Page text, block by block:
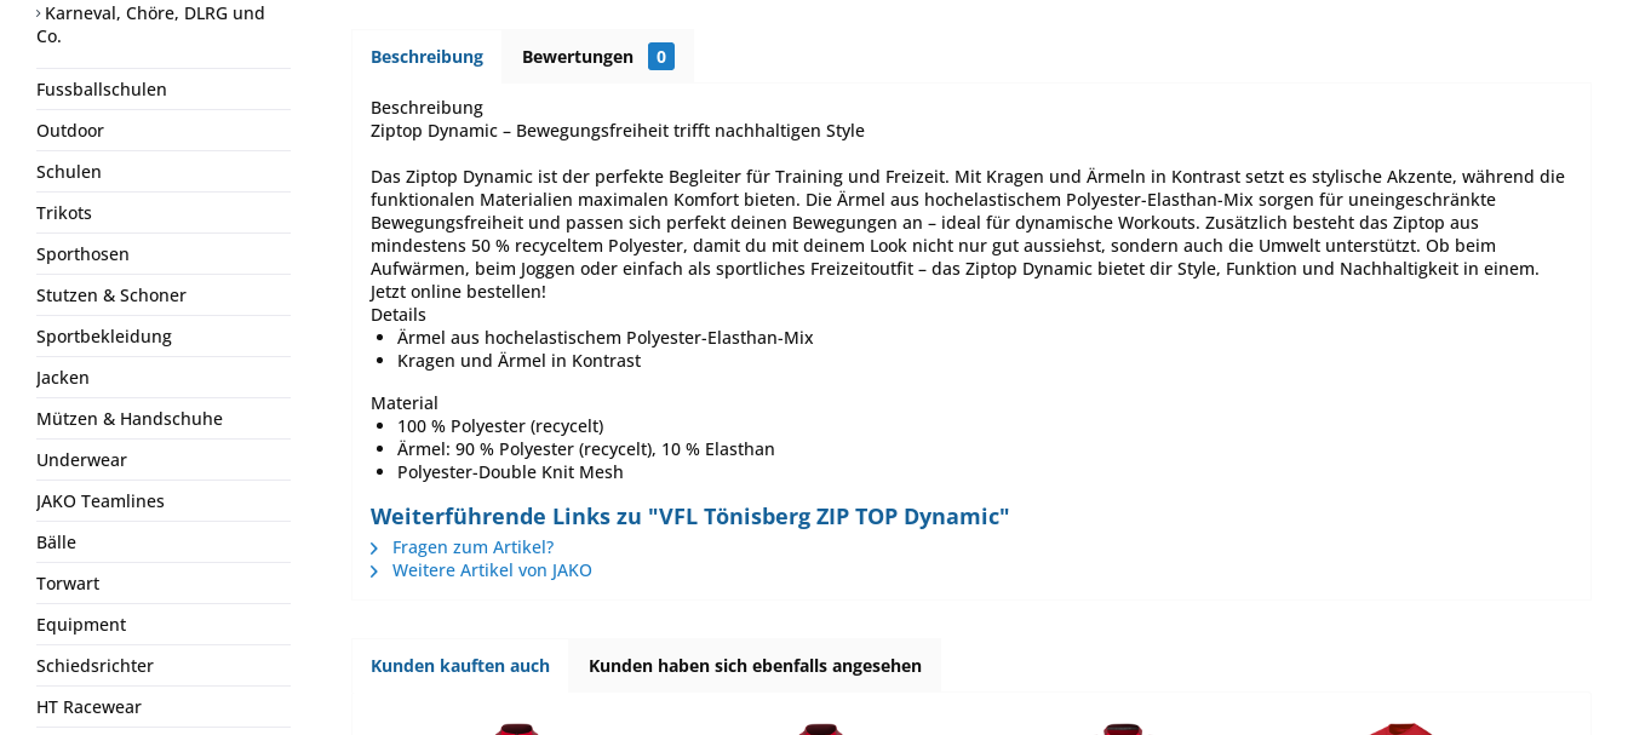
Karneval, Chöre, DLRG und
Co.
Fussballschulen
Outdoor
Schulen
Trikots
Sporthosen
Stutzen & Schoner
Sportbekleidung
Jacken
Mützen & Handschuhe
Underwear
JAKO Teamlines
Bälle
Torwart
Equipment
Schiedsrichter
HT Racewear
Beschreibung Bewertungen 0
Beschreibung
Ziptop Dynamic – Bewegungsfreiheit trifft nachhaltigen Style
Das Ziptop Dynamic ist der perfekte Begleiter für Training und Freizeit. Mit Kragen und Ärmeln in Kontrast setzt es stylische Akzente, während die
funktionalen Materialien maximalen Komfort bieten. Die Ärmel aus hochelastischem Polyester-Elasthan-Mix sorgen für uneingeschränkte
Bewegungsfreiheit und passen sich perfekt deinen Bewegungen an – ideal für dynamische Workouts. Zusätzlich besteht das Ziptop aus
mindestens 50 % recyceltem Polyester, damit du mit deinem Look nicht nur gut aussiehst, sondern auch die Umwelt unterstützt. Ob beim
Aufwärmen, beim Joggen oder einfach als sportliches Freizeitoutfit – das Ziptop Dynamic bietet dir Style, Funktion und Nachhaltigkeit in einem.
Jetzt online bestellen!
Details
Ärmel aus hochelastischem Polyester-Elasthan-Mix
Kragen und Ärmel in Kontrast
Material
100 % Polyester (recycelt)
Ärmel: 90 % Polyester (recycelt), 10 % Elasthan
Polyester-Double Knit Mesh
Weiterführende Links zu "VFL Tönisberg ZIP TOP Dynamic"
Fragen zum Artikel?
Weitere Artikel von JAKO
Kunden kauften auch Kunden haben sich ebenfalls angesehen